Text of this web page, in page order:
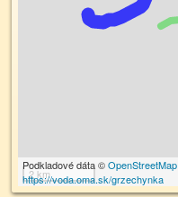
2 km
Podkladové dáta ©OpenStreetMap
https://voda.oma.sk/grzechynka